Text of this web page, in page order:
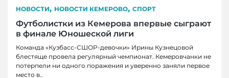
НОВОСТИ, НОВОСТИ КЕМЕРОВО, СПОРТ
Футболистки из Кемерова впервые сыграют
в финале Юношеской лиги
Команда «Кузбасс-СШОР-девочки» Ирины Кузнецовой
блестяще провела регулярный чемпионат. Кемеровчанки не
потерпели ни одного поражения и уверенно заняли первое
место в..
НОВОСТИ